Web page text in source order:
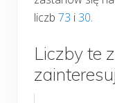
liczb 73 i 30.
Liczby te